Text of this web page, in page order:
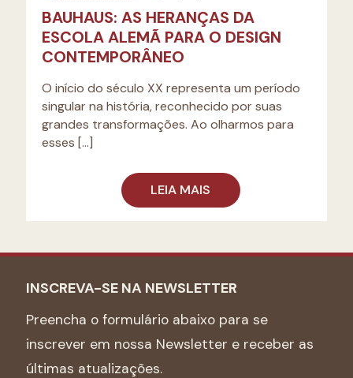
BAUHAUS: AS HERANÇAS DA
ESCOLA ALEMÃ PARA O DESIGN
CONTEMPORÂNEO
O início do século XX representa um período
singular na história, reconhecido por suas
grandes transformações. Ao olharmos para
esses […]
LEIA MAIS
INSCREVA-SE NA NEWSLETTER
Preencha o formulário abaixo para se
inscrever em nossa Newsletter e receber as
últimas atualizações.